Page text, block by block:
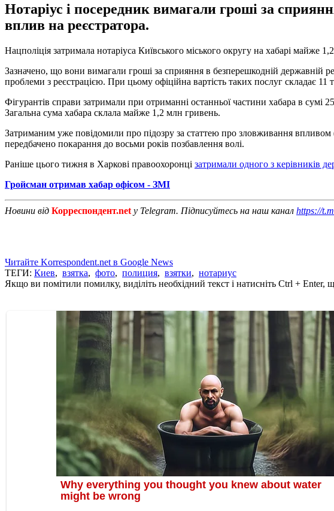
Нотаріус і посередник вимагали гроші за
вплив на реєстратора.
Нацполіція затримала нотаріуса Київського міського округу на хабарі майже
Зазначено, що вони вимагали гроші за сприяння в безперешкодній державній
проблеми з реєстрацією. При цьому офіційна вартість таких послуг складає 11
Фігурантів справи затримали при отриманні останньої частини хабара в сумі
Загальна сума хабара склала майже 1,2 млн гривень.
Затриманим уже повідомили про підозру за статтею про зловживання
передбачено покарання до восьми років позбавлення волі.
Раніше цього тижня в Харкові правоохоронці затримали одного з керівників
Гройсман отримав хабар офісом - ЗМІ
Новини від Корреспондент.net у Telegram. Підписуйтесь на наш канал https://
Читайте Korrespondent.net в Google News
ТЕГИ: Киев, взятка, фото, полиция, взятки, нотариус
Якщо ви помітили помилку, виділіть необхідний текст і натисніть Ctrl + Enter,